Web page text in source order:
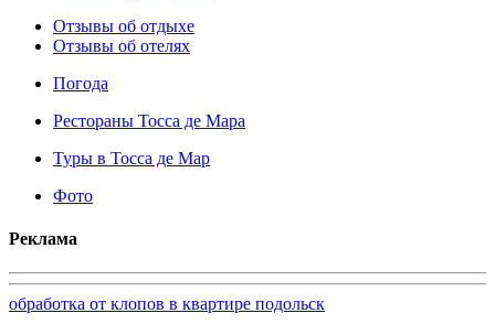
Отзывы об отдыхе
Отзывы об отелях
Погода
Рестораны Тосса де Мара
Туры в Тосса де Мар
Фото
Реклама
обработка от клопов в квартире подольск